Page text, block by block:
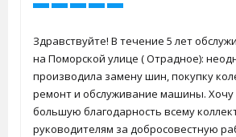
Здравствуйте! В течение 5 лет
на Поморской улице ( Отрадное):
производила замену шин, покупку
ремонт и обслуживание машины.
большую благодарность всему
руководителям за добросовестную